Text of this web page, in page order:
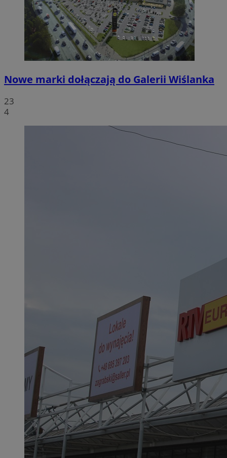
Nowe marki dołączają do Galerii Wiślanka
23
4